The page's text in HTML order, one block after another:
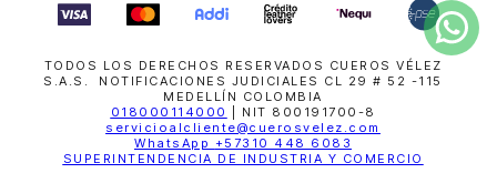
TODOS LOS DERECHOS RESERVADOS CUEROS VÉLEZ
S.A.S. NOTIFICACIONES JUDICIALES CL 29 # 52 -115
MEDELLÍN COLOMBIA
018000114000
| NIT 800191700-8
servicioalcliente@cuerosvelez.com
WhatsApp +57310 448 6083
SUPERINTENDENCIA DE INDUSTRIA Y COMERCIO